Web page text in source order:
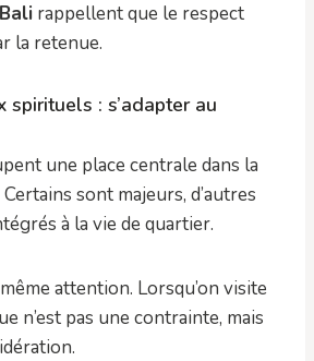
rappellent que le respect
la retenue.
spirituels : s’adapter au
une place centrale dans la
sont majeurs, d’autres
à la vie de quartier.
attention. Lorsqu’on visite
n’est pas une contrainte, mais